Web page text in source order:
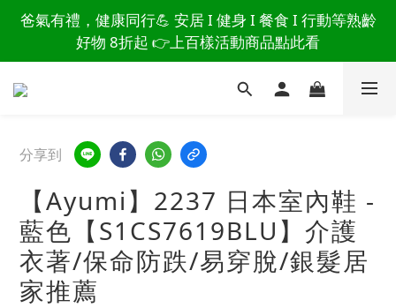
讀懂爸爸總說「不用買」的堅強 👉 3大生活貼心巧
思，找回他的生活主導權
爸氣有禮，健康同行💪 安居 I 健身 I 餐食 I 行動等熟齡
好物 8折起 👉上百樣活動商品點此看
讀懂爸爸總說「不用買」的堅強 👉 3大生活貼心巧
思，找回他的生活主導權
分享到
【Ayumi】2237 日本室內鞋 -
藍色【S1CS7619BLU】介護
衣著/保命防跌/易穿脫/銀髮居
家推薦